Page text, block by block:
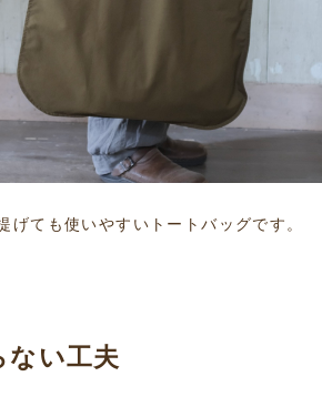
げても使いやすいトートバッグです。
ない工夫